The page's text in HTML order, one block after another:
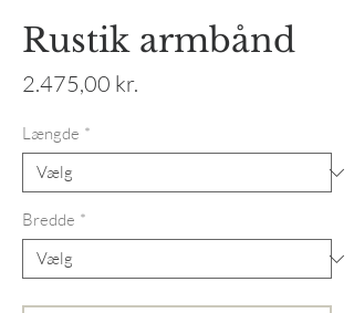
Rustik armbånd
2.475,00 kr.
Længde *
Bredde *